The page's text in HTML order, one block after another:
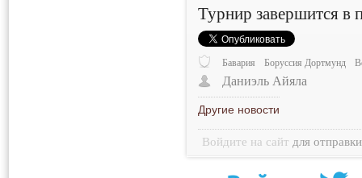
Турнир завершится в
Бавария Боруссия Дортмунд
Даниэль Айяла
Другие новости
Войдите на сайт для